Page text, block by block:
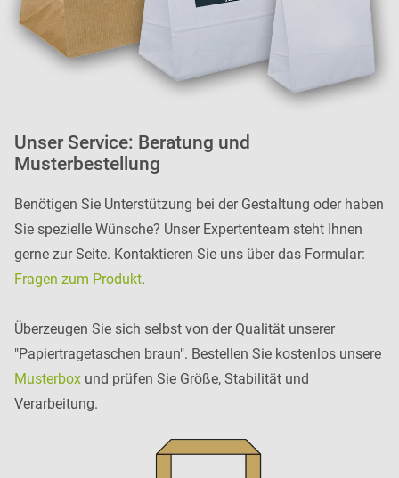
Unser Service: Beratung und
Musterbestellung
Benötigen Sie Unterstützung bei der Gestaltung oder haben
Sie spezielle Wünsche? Unser Expertenteam steht Ihnen
gerne zur Seite. Kontaktieren Sie uns über das Formular:
Fragen zum Produkt.
Überzeugen Sie sich selbst von der Qualität unserer
"Papiertragetaschen braun". Bestellen Sie kostenlos unsere
Musterbox und prüfen Sie Größe, Stabilität und
Verarbeitung.